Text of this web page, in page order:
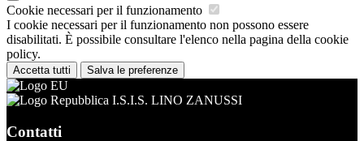
Cookie necessari per il funzionamento
I cookie necessari per il funzionamento non possono essere
disabilitati. È possibile consultare l'elenco nella pagina della cookie
policy.
Accetta tutti Salva le preferenze
I.S.I.S. LINO ZANUSSI
Contatti